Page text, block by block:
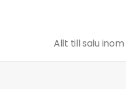
Allt till salu inom